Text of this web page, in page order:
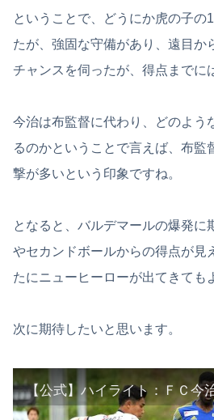
ということで、どうにか虎の子の
たが、強固な守備があり、遠目か
チャンスを伺ったが、得点までに
今治は布監督に代わり、どのよう
るのかということで言えば、布監
撃が多いという印象ですね。
となると、バルデマールの爆発に
やセカンドボールからの得点が見
たにニューヒーローが出てきても
次に期待したいと思います。